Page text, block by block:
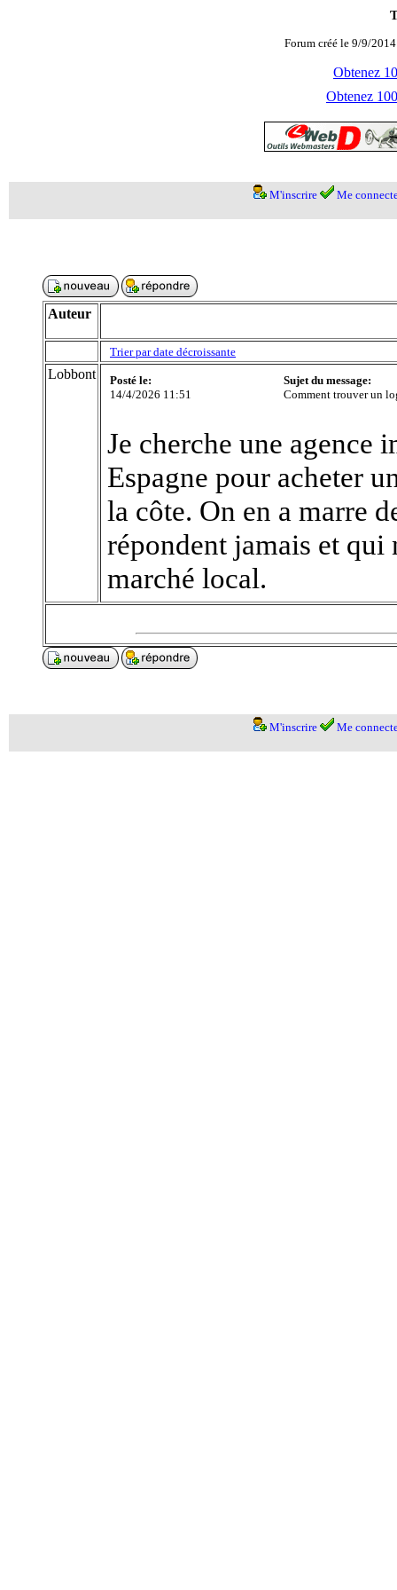
Forum créé le 9/9/
Obtenez
Obtenez
M'inscrire Me
Auteur
Trier par date décroissante
Lobbont
Posté le:
14/4/2026 11:51
Sujet du message:
Comment trouver un
Je cherche une agence
Espagne pour acheter
la côte. On en a marre
répondent jamais et qui
marché local.
M'inscrire Me